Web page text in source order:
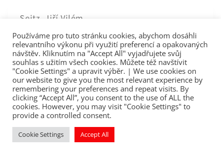
Seitz, Jiří Vilém
(1695, Kostnice – 20. srpna 1750, Praha) Něm.
Georg Wilhelm Seitz. Zlatník, usazený a činný
v Praze na Starém Městě, kde se roku 1728
oženil.
Scheffler, Felix Antonín
Používáme pro tuto stránku cookies, abychom dosáhli
relevantního výkonu při využití preferencí a opakovaných
návštěv. Kliknutím na "Accept All" vyjadřujete svůj
souhlas s užitím všech cookies. Můžete též navštívit
"Cookie Settings" a upravit výběr. | We use cookies on
our website to give you the most relevant experience by
remembering your preferences and repeat visits. By
clicking “Accept All”, you consent to the use of ALL the
cookies. However, you may visit "Cookie Settings" to
provide a controlled consent.
Cookie Settings Accept All